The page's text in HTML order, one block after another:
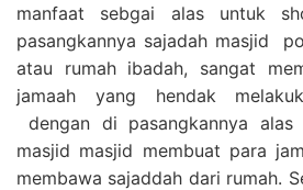
manfaat sebgai alas untuk
pasangkannya sajadah masjid
atau rumah ibadah, sangat
jamaah yang hendak
dengan di pasangkannya
masjid masjid membuat para
membawa sajaddah dari rumah.